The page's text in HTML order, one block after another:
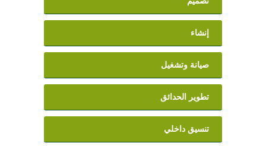
إنشاء
صيانة وتشغيل
تطوير الحدائق
تنسيق داخلي